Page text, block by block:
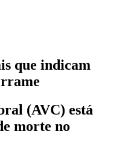
que indicam
(AVC) está
morte no